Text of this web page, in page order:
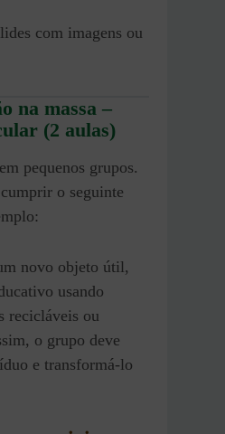
com imagens ou
na massa –
(2 aulas)
pequenos grupos.
o seguinte
novo objeto útil,
usando
recicláveis ou
o grupo deve
e transformá-lo